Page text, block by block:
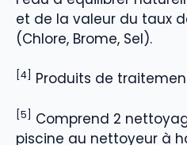
et de la valeur du taux
(Chlore, Brome, Sel).
[4] Produits de
[5]
Comprend 2
piscine au nettoyeur à